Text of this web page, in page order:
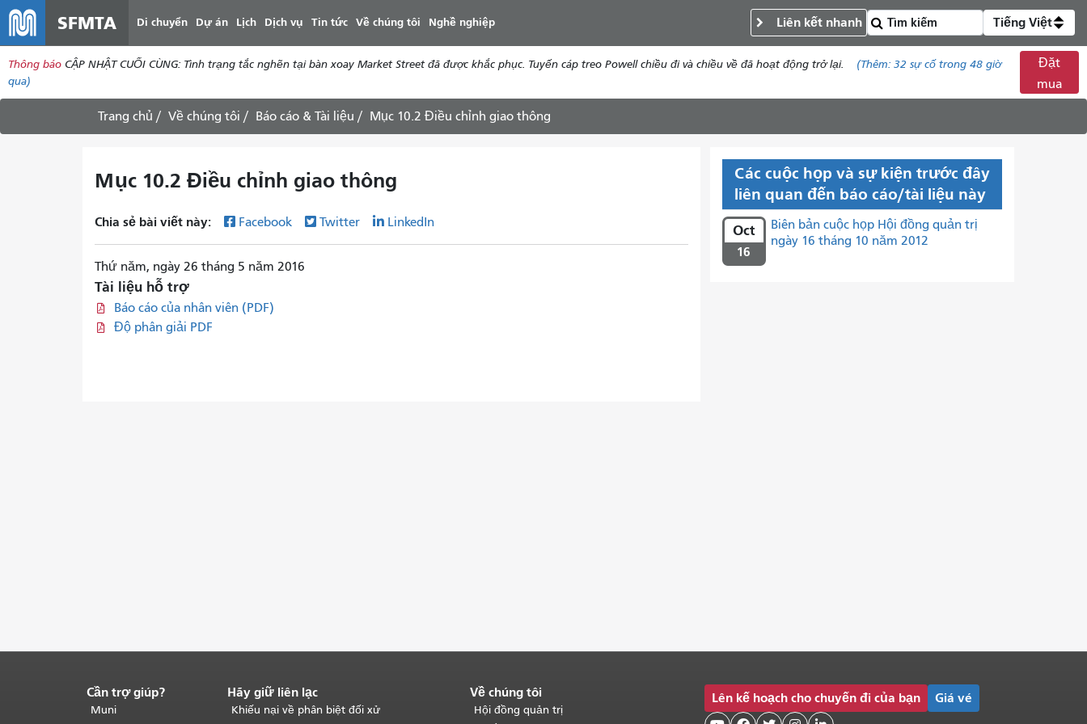
dung
SFMTA Di chuyển Dự án Lịch Dịch vụ Tin tức Về chúng tôi Nghề nghiệp Liên kết nhanh Tiếng Việt
Thông báo CẬP NHẬT CUỐI CÙNG: Tình trạng tắc nghẽn tại bàn xoay Market Street đã được khắc phục. Tuyến cáp treo Powell chiều đi và chiều về đã hoạt động trở lại. (Thêm: 32 sự cố trong 48 giờ
qua)
Đặt
mua
Trang chủ Về chúng tôi Báo cáo & Tài liệu Mục 10.2 Điều chỉnh giao thông
Mục 10.2 Điều chỉnh giao thông
Chia sẻ bài viết này: Facebook Twitter LinkedIn
Thứ năm, ngày 26 tháng 5 năm 2016
Tài liệu hỗ trợ
Báo cáo của nhân viên (PDF)
Độ phân giải PDF
Các cuộc họp và sự kiện trước đây
liên quan đến báo cáo/tài liệu này
Oct
16
Biên bản cuộc họp Hội đồng quản trị
ngày 16 tháng 10 năm 2012
Kết
thúc
Cần trợ giúp?
Muni
Hãy giữ liên lạc
Khiếu nại về phân biệt đối xử
Về chúng tôi
Hội đồng quản trị
Lên kế hoạch cho chuyến đi của bạn Giá vé